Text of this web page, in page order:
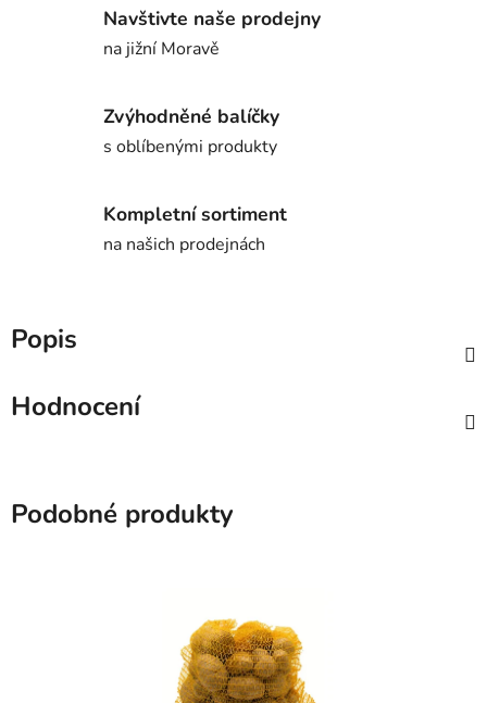
Navštivte naše prodejny
na jižní Moravě
Zvýhodněné balíčky
s oblíbenými produkty
Kompletní sortiment
na našich prodejnách
Popis
Hodnocení
Podobné produkty